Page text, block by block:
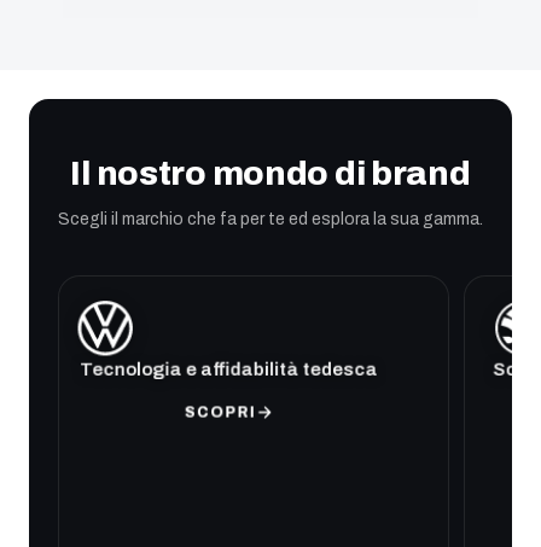
Il nostro mondo di brand
Scegli il marchio che fa per te ed esplora la sua gamma.
Tecnologia e affidabilità tedesca
SCOPRI